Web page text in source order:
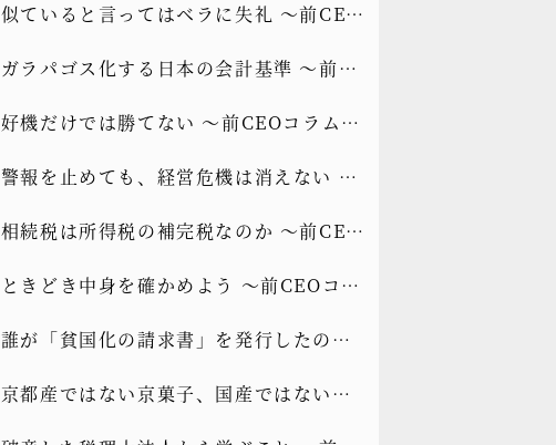
似ていると言ってはベラに失礼 ～前CEO
ガラパゴス化する日本の会計基準 ～前
好機だけでは勝てない ～前CEOコラム
警報を止めても、経営危機は消えない ～
相続税は所得税の補完税なのか ～前CEO
ときどき中身を確かめよう ～前CEOコラ
誰が「貧国化の請求書」を発行したのか
京都産ではない京菓子、国産ではないト